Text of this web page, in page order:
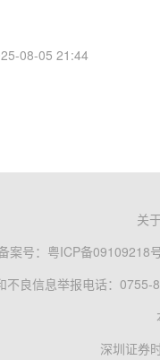
08-05 21:44
关
案号： 粤ICP备09109218
不良信息举报电话：0755-
深圳证券